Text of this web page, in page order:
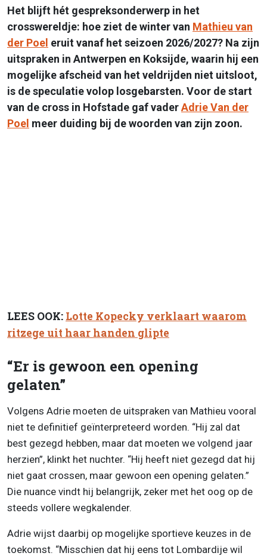
Het blijft hét gespreksonderwerp in het
crosswereldje: hoe ziet de winter van Mathieu van
der Poel eruit vanaf het seizoen 2026/2027? Na zijn
uitspraken in Antwerpen en Koksijde, waarin hij een
mogelijke afscheid van het veldrijden niet uitsloot,
is de speculatie volop losgebarsten. Voor de start
van de cross in Hofstade gaf vaderAdrie Van der
Poel meer duiding bij de woorden van zijn zoon.
LEES OOK: Lotte Kopecky verklaart waarom
ritzege uit haar handen glipte
“Er is gewoon een opening
gelaten”
Volgens Adrie moeten de uitspraken van Mathieu vooral
niet te definitief geïnterpreteerd worden. “Hij zal dat
best gezegd hebben, maar dat moeten we volgend jaar
herzien”, klinkt het nuchter. “Hij heeft niet gezegd dat hij
niet gaat crossen, maar gewoon een opening gelaten.”
Die nuance vindt hij belangrijk, zeker met het oog op de
steeds vollere wegkalender.
Adrie wijst daarbij op mogelijke sportieve keuzes in de
toekomst. “Misschien dat hij eens tot Lombardije wil